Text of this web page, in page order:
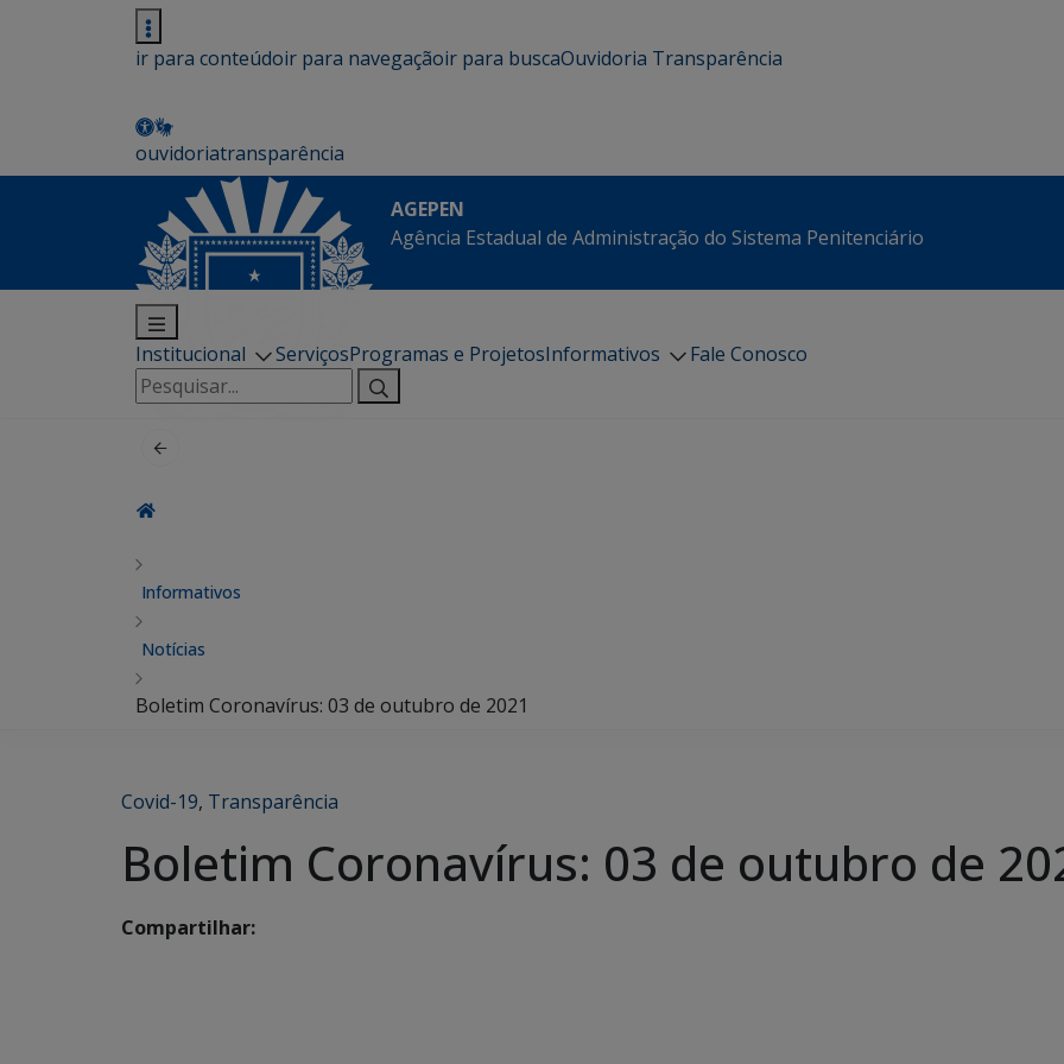
ir para conteúdoir para navegaçãoir para buscaOuvidoria Transparência
ouvidoriatransparência
AGEPEN
Agência Estadual de Administração do Sistema Penitenciário
Institucional ServiçosProgramas e ProjetosInformativos
Fale Conosco
Pesquisar
por:
Informativos
Notícias
Boletim Coronavírus: 03 de outubro de 2021
Covid-19, Transparência
Boletim Coronavírus: 03 de outubro de
Compartilhar: